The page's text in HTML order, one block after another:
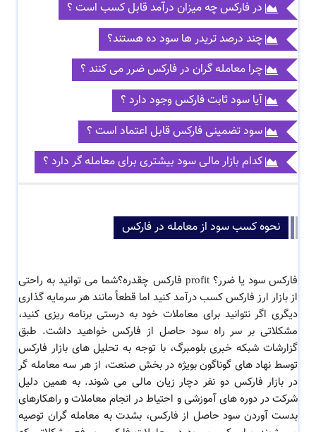
در فارکس چه میزان درآمد قابل کسب است ؟
چند درصد تریدر ها سود ده هستند؟
چرا معامله گران در فارکس ضرر می کنند ؟
آیا سود ثابت فارکس وجود دارد ؟
سود تضمینی فارکس قابل اعتماد است ؟
کدام بازار مالی سود بیشتری برای معامله گر دارد ؟
نحوه کسب سود از معامله در فارکس
فارکس سود یا ضرر؟ profit فارکس چقدره؟شما می توانید به راحتی
از بازار ارز فارکس کسب درآمد کنید اما قطعاً مانند هر سرمایه گذاری
دیگری اگر نتوانید برای معاملات خود به درستی برنامه ریزی کنید،
مشکلاتی بر سر راه سود حاصل از فارکس خواهید داشت. طبق
گزارشات شبکه خبری بلومبرگ، با توجه به تحلیل های بازار فارکس
توسط نهاد های گوناگون بویژه در بخش صنعت، از هر سه معامله گر
در بازار فارکس دو نفر دچار زیان مالی می شوند. به همین دلیل
شرکت در دوره های آموزشی و احتیاط در انجام معاملات و راهکارهای
بدست آوردن سود حاصل از فارکس، بشدت به معامله گران توصیه